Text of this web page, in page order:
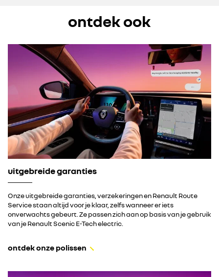
ontdek ook
uitgebreide garanties
Onze uitgebreide garanties, verzekeringen en Renault Route
Service staan altijd voor je klaar, zelfs wanneer er iets
onverwachts gebeurt. Ze passen zich aan op basis van je gebruik
van je Renault Scenic E-Tech electric.
ontdek onze polissen